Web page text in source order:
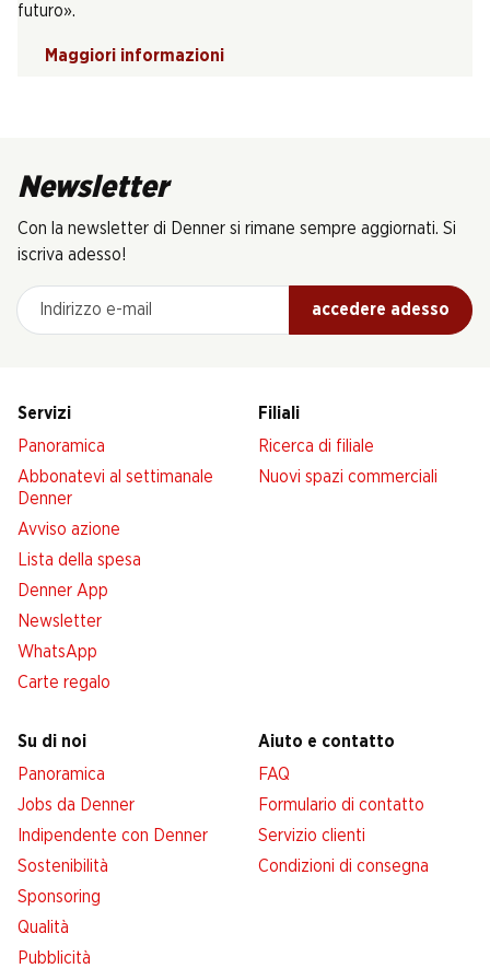
futuro».
Maggiori informazioni
Newsletter
Con la newsletter di Denner si rimane sempre aggiornati. Si
iscriva adesso!
Indirizzo e-mail
accedere adesso
Servizi
Panoramica
Abbonatevi al settimanale
Denner
Avviso azione
Lista della spesa
Denner App
Newsletter
WhatsApp
Carte regalo
Filiali
Ricerca di filiale
Nuovi spazi commerciali
Su di noi
Panoramica
Jobs da Denner
Indipendente con Denner
Sostenibilità
Sponsoring
Qualità
Pubblicità
Aiuto e contatto
FAQ
Formulario di contatto
Servizio clienti
Condizioni di consegna